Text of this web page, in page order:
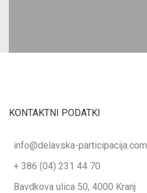
KONTAKTNI PODATKI
info@delavska-participacija.com
+ 386 (04) 231 44 70
Bavdkova ulica 50, 4000 Kranj